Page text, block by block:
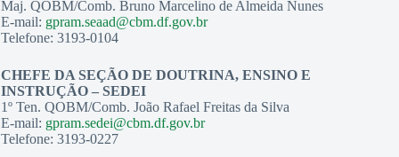
Maj. QOBM/Comb. Bruno Marcelino de Almeida Nunes
E-mail: gpram.seaad@cbm.df.gov.br
Telefone: 3193-0104
CHEFE DA SEÇÃO DE DOUTRINA, ENSINO E
INSTRUÇÃO – SEDEI
1º Ten. QOBM/Comb. João Rafael Freitas da Silva
E-mail: gpram.sedei@cbm.df.gov.br
Telefone: 3193-0227